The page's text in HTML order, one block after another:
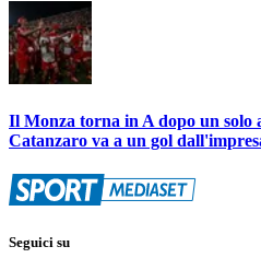
Il Monza torna in A dopo un solo
Catanzaro va a un gol
Seguici su